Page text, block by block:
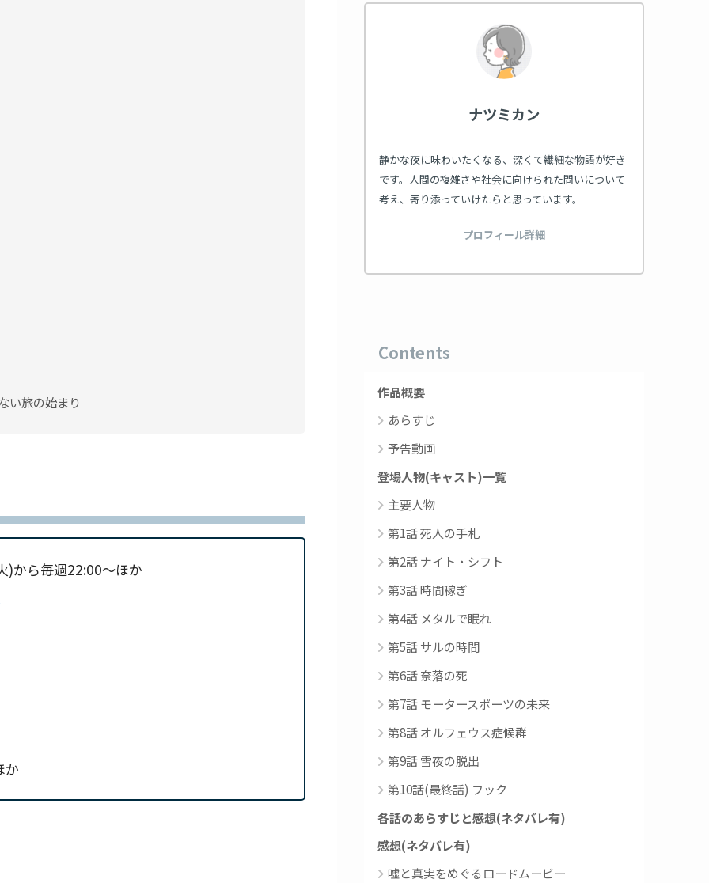
い旅の始まり
から毎週22:00～ほか
か
ナツミカン
静かな夜に味わいたくなる、深くて繊細な物語が好き
です。人間の複雑さや社会に向けられた問いについて
考え、寄り添っていけたらと思っています。
プロフィール詳細
Contents
作品概要
あらすじ
予告動画
登場人物(キャスト)一覧
主要人物
第1話 死人の手札
第2話 ナイト・シフト
第3話 時間稼ぎ
第4話 メタルで眠れ
第5話 サルの時間
第6話 奈落の死
第7話 モータースポーツの未来
第8話 オルフェウス症候群
第9話 雪夜の脱出
第10話(最終話) フック
各話のあらすじと感想(ネタバレ有)
感想(ネタバレ有)
嘘と真実をめぐるロードムービー